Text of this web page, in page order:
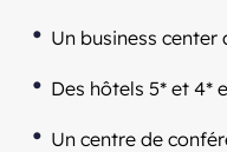
Un business
Des hôtels 5* et 4*
Un centre de